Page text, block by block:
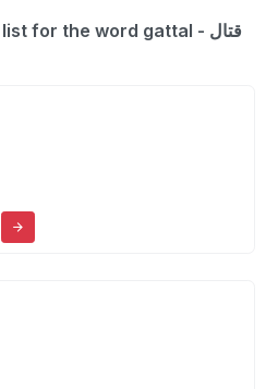
The entry is a dictionary list for the word gattal - قتال